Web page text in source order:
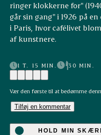
ringer klokkerne for"
går sin gang" i 1926 på
i Paris, hvor cafélivet
af kunstnere.
1 T. 15 MIN. 30 MIN.
Vær den første til at bedømme
Tilføj en kommentar
HOLD MIN